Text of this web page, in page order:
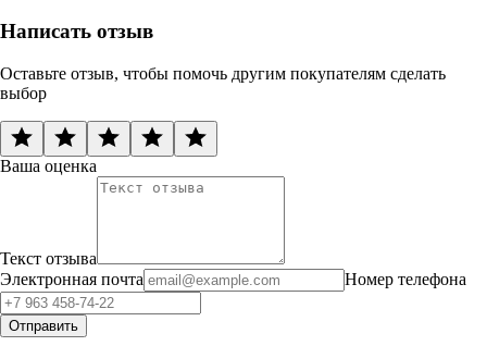
Написать отзыв
Оставьте отзыв, чтобы помочь другим покупателям сделать
выбор
Ваша оценка
Текст отзыва
Электронная почта
Номер телефона
Отправить